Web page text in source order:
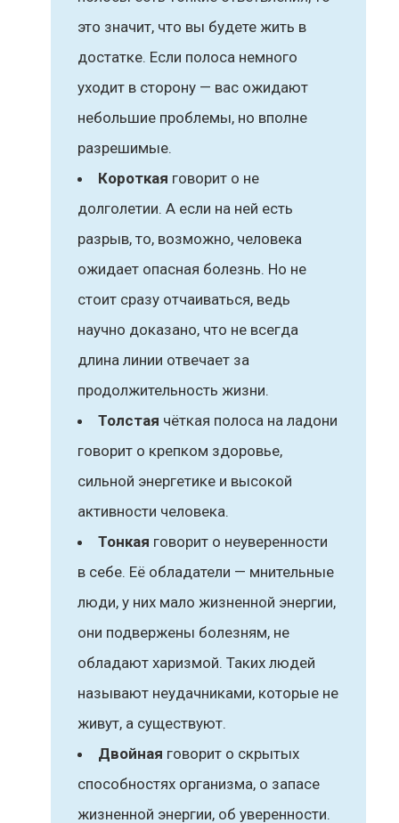
это значит, что вы будете жить в
достатке. Если полоса немного
уходит в сторону — вас ожидают
небольшие проблемы, но вполне
разрешимые.
Короткая говорит о не
долголетии. А если на ней есть
разрыв, то, возможно, человека
ожидает опасная болезнь. Но не
стоит сразу отчаиваться, ведь
научно доказано, что не всегда
длина линии отвечает за
продолжительность жизни.
Толстая чёткая полоса на ладони
говорит о крепком здоровье,
сильной энергетике и высокой
активности человека.
Тонкая говорит о неуверенности
в себе. Её обладатели — мнительные
люди, у них мало жизненной энергии,
они подвержены болезням, не
обладают харизмой. Таких людей
называют неудачниками, которые не
живут, а существуют.
Двойная говорит о скрытых
способностях организма, о запасе
жизненной энергии, об уверенности.